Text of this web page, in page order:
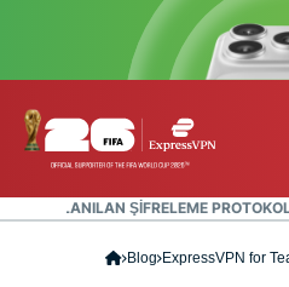
KULLANILAN ŞIFRELEME
Blog ExpressVPN for